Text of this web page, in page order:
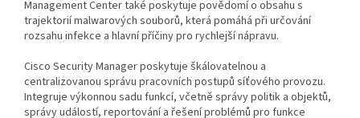
Management Center také poskytuje povědomí o obsahu s
trajektorií malwarových souborů, která pomáhá při určování
rozsahu infekce a hlavní příčiny pro rychlejší nápravu.
Cisco Security Manager poskytuje škálovatelnou a
centralizovanou správu pracovních postupů síťového provozu.
Integruje výkonnou sadu funkcí, včetně správy politik a objektů,
správy událostí, reportování a řešení problémů pro funkce